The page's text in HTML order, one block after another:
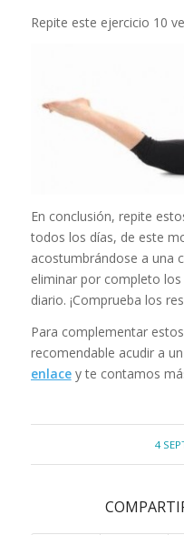
Repite este ejercicio 10
En conclusión, repite
todos los días, de este
acostumbrándose a una
eliminar por completo
diario. ¡Comprueba los
Para complementar
recomendable acudir a
enlacey te contamos
4